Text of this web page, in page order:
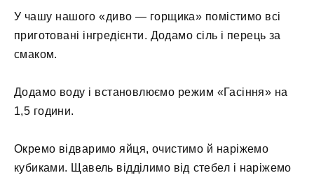
У чашу нашого «диво — горщика» помістимо всі
приготовані інгредієнти. Додамо сіль і перець за
смаком.
Додамо воду і встановлюємо режим «Гасіння» на
1,5 години.
Окремо відваримо яйця, очистимо й наріжемо
кубиками. Щавель відділимо від стебел і наріжемо